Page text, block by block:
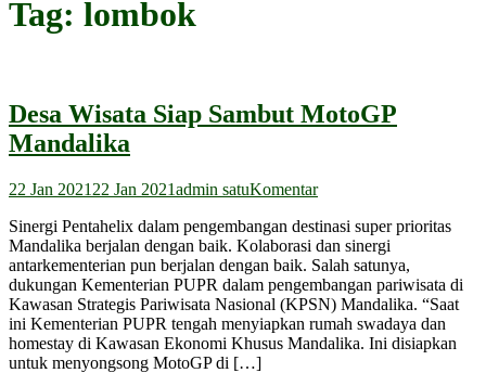
Tag: lombok
Desa Wisata Siap Sambut MotoGP
Mandalika
22 Jan 2021 22 Jan 2021admin satuKomentar
Sinergi Pentahelix dalam pengembangan destinasi super prioritas
Mandalika berjalan dengan baik. Kolaborasi dan sinergi
antarkementerian pun berjalan dengan baik. Salah satunya,
dukungan Kementerian PUPR dalam pengembangan pariwisata di
Kawasan Strategis Pariwisata Nasional (KPSN) Mandalika. “Saat
ini Kementerian PUPR tengah menyiapkan rumah swadaya dan
homestay di Kawasan Ekonomi Khusus Mandalika. Ini disiapkan
untuk menyongsong MotoGP di […]